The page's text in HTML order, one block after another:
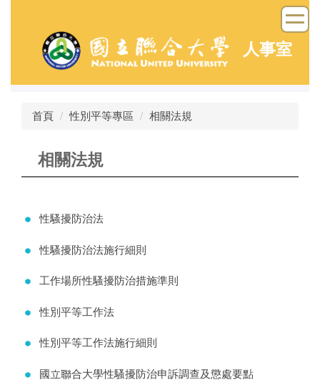
容
人事室
首頁 性別平等專區 相關法規
相關法規
性騷擾防治法
性騷擾防治法施行細則
工作場所性騷擾防治措施準則
性別平等工作法
性別平等工作法施行細則
國立聯合大學性騷擾防治申訴調查及懲處要點